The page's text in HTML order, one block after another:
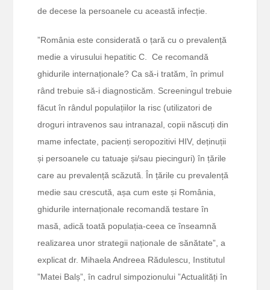
de decese la persoanele cu această infecție.
”România este considerată o țară cu o prevalență
medie a virusului hepatitic C. Ce recomandă
ghidurile internaționale? Ca să-i tratăm, în primul
rând trebuie să-i diagnosticăm. Screeningul trebuie
făcut în rândul populațiilor la risc (utilizatori de
droguri intravenos sau intranazal, copii născuți din
mame infectate, pacienți seropozitivi HIV, deținuții
și persoanele cu tatuaje și/sau piecinguri) în țările
care au prevalență scăzută. În țările cu prevalență
medie sau crescută, așa cum este și România,
ghidurile internaționale recomandă testare în
masă, adică toată populația-ceea ce înseamnă
realizarea unor strategii naționale de sănătate”, a
explicat dr. Mihaela Andreea Rădulescu, Institutul
”Matei Balș”, în cadrul simpozionului ”Actualități în